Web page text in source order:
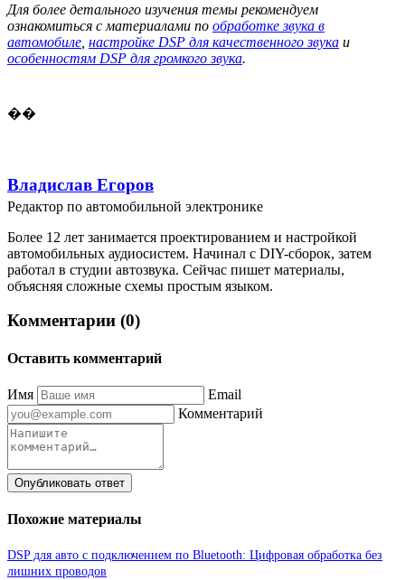
Для более детального изучения темы рекомендуем
ознакомиться с материалами по обработке звука в
автомобиле настройке DSP для качественного звука и
особенностям DSP для громкого звука.
��
Владислав Егоров
Редактор по автомобильной электронике
Более 12 лет занимается проектированием и настройкой
автомобильных аудиосистем. Начинал с DIY-сборок, затем
работал в студии автозвука. Сейчас пишет материалы,
объясняя сложные схемы простым языком.
Комментарии (0)
Оставить комментарий
Имя
Email
Комментарий
Опубликовать ответ
Похожие материалы
DSP для авто с подключением по Bluetooth: Цифровая обработка без
лишних проводов